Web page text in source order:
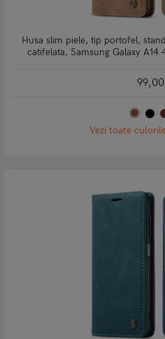
Husa slim piele, tip portofel,
catifelata, Samsung Galaxy
99,00
Vezi toate